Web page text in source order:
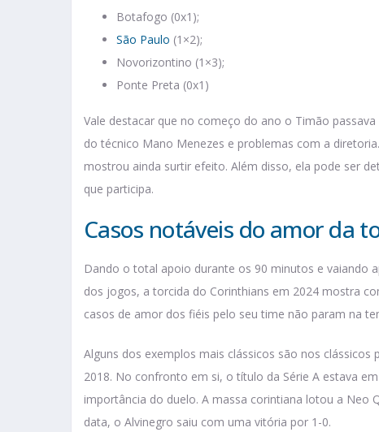
Botafogo (0x1);
São Paulo (1×2);
Novorizontino (1×3);
Ponte Preta (0x1)
Vale destacar que no começo do ano o Timão
do técnico Mano Menezes e problemas com a
mostrou ainda surtir efeito. Além disso, ela pode ser
que participa.
Casos notáveis do amor da
Dando o total apoio durante os 90 minutos e vaiando
dos jogos, a torcida do Corinthians em 2024 mostra
casos de amor dos fiéis pelo seu time não param na
Alguns dos exemplos mais clássicos são nos
2018. No confronto em si, o título da Série A estava
importância do duelo. A massa corintiana lotou a Neo
data, o Alvinegro saiu com uma vitória por 1-0.